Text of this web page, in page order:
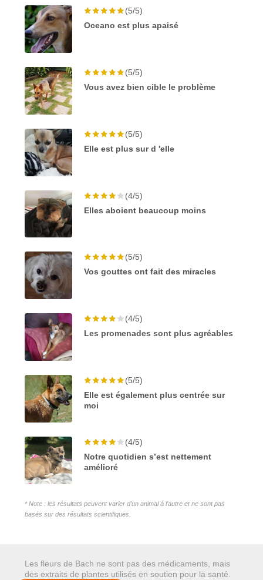
(5/5)
Oceano est plus apaisé
(5/5)
Vous avez bien cible le problème
(5/5)
Elle est plus sur d 'elle
(4/5)
Elles aboient beaucoup moins
(5/5)
Vos gouttes ont fait des miracles
(4/5)
Les promenades sont plus agréables
(5/5)
Elle est également plus centrée sur
moi
(4/5)
Notre quotidien s’est nettement
amélioré
* Note : les résultats peuvent varier d’un animal à l’autre et ne sont pas
basés sur des résultats scientifiques.
Les fleurs de Bach ne sont pas des médicaments, mais
des extraits de plantes utilisés en soutien pour la santé.